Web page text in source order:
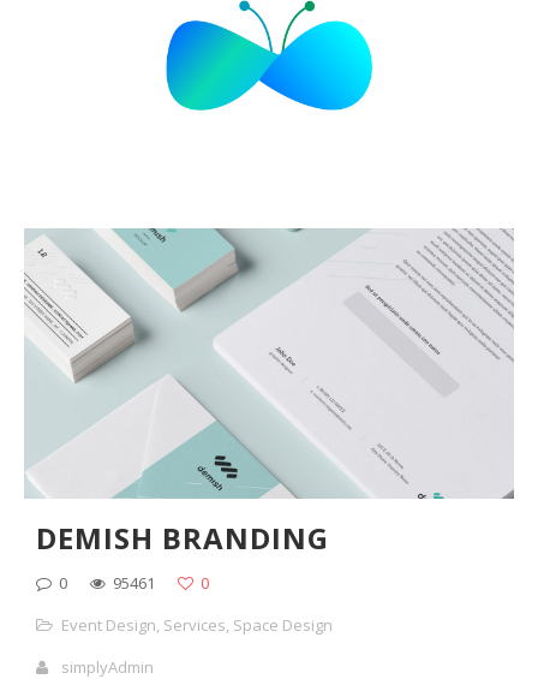
DEMISH BRANDING
0 95461
0
Event Design, Services, Space Design
simplyAdmin